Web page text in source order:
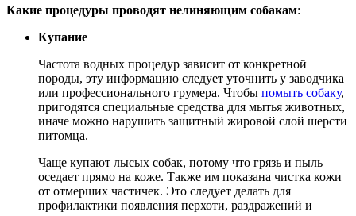
Какие процедуры проводят нелиняющим собакам:
Купание
Частота водных процедур зависит от конкретной
породы, эту информацию следует уточнить у заводчика
или профессионального грумера. Чтобы помыть собаку,
пригодятся специальные средства для мытья животных,
иначе можно нарушить защитный жировой слой шерсти
питомца.
Чаще купают лысых собак, потому что грязь и пыль
оседает прямо на коже. Также им показана чистка кожи
от отмерших частичек. Это следует делать для
профилактики появления перхоти, раздражений и